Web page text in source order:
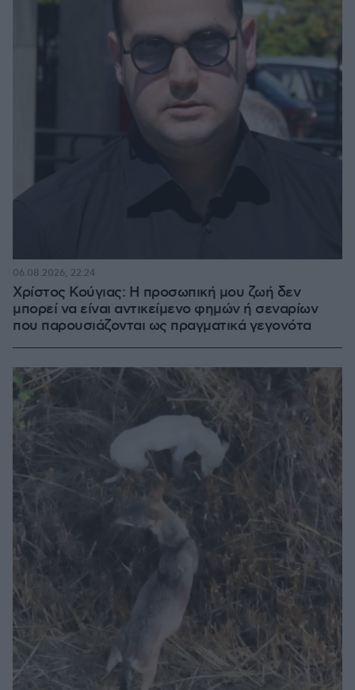
Χρίστος Κούγιας: Η προσωπική μου ζωή δεν
μπορεί να είναι αντικείμενο φημών ή σεναρίων
που παρουσιάζονται ως πραγματικά γεγονότα
06.08.2026, 22:24